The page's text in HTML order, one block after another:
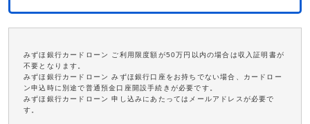
みずほ銀行カードローン ご利用限度額が50万円以内の場合は収入証明書が
不要となります。
みずほ銀行カードローン みずほ銀行口座をお持ちでない場合、カードロー
ン申込時に別途で普通預金口座開設手続きが必要です。
みずほ銀行カードローン 申し込みにあたってはメールアドレスが必要で
す。